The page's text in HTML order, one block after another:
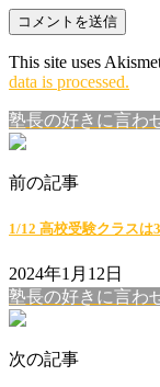
This site uses
data is processed.
塾長の好きに言わ
前の記事
1/12 高校受験クラスは
2024年1月12日
塾長の好きに言わ
次の記事